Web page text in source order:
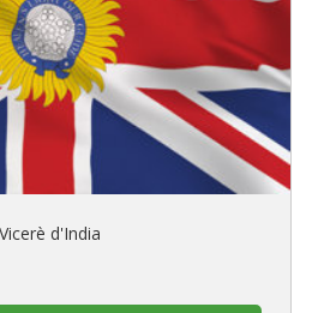
d'India